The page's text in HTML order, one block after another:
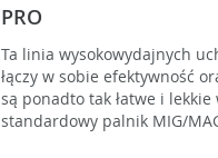
PRO
Ta linia wysokowydajnych
łączy w sobie efektywność
są ponadto tak łatwe i lekkie
standardowy palnik MIG/